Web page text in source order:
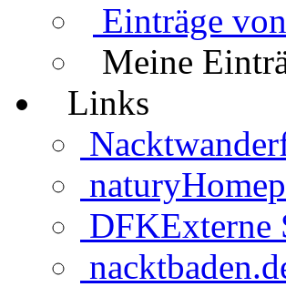
Einträge
Meine
Links
natury
DFKExterne